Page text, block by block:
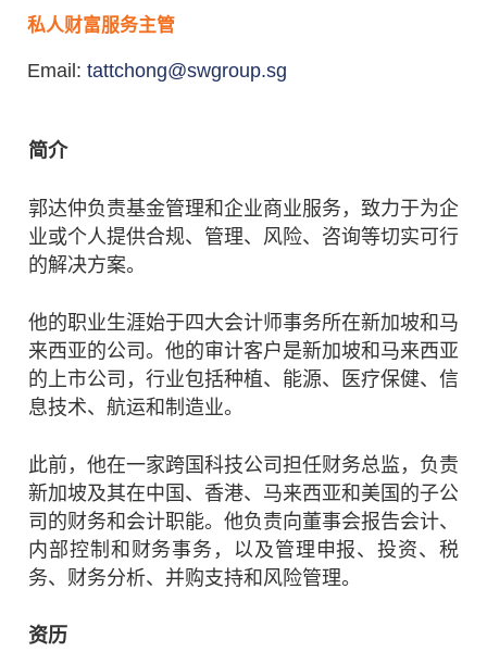
私人财富服务主管
Email: tattchong@swgroup.sg
简介
郭达仲负责基金管理和企业商业服务，致力于为企
业或个人提供合规、管理、风险、咨询等切实可行
的解决方案。
他的职业生涯始于四大会计师事务所在新加坡和马
来西亚的公司。他的审计客户是新加坡和马来西亚
的上市公司，行业包括种植、能源、医疗保健、信
息技术、航运和制造业。
此前，他在一家跨国科技公司担任财务总监，负责
新加坡及其在中国、香港、马来西亚和美国的子公
司的财务和会计职能。他负责向董事会报告会计、
内部控制和财务事务，以及管理申报、投资、税
务、财务分析、并购支持和风险管理。
资历